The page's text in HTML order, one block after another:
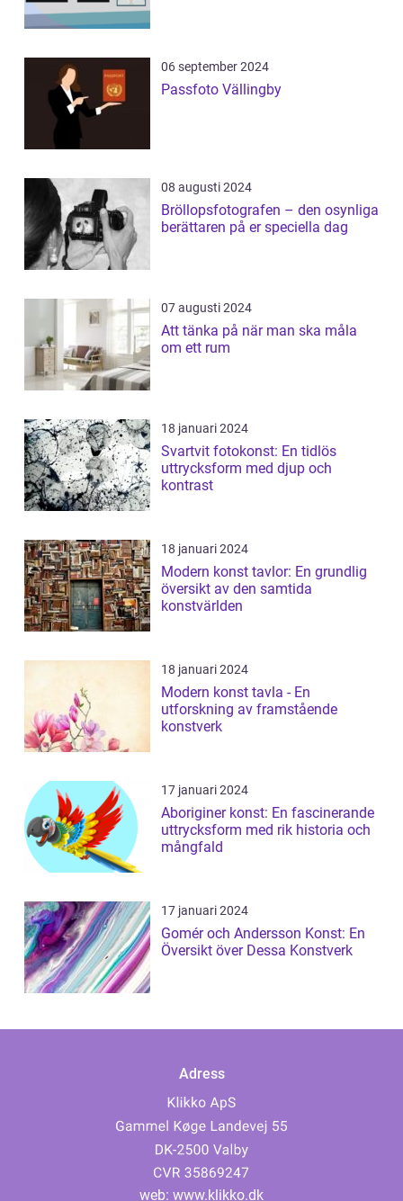
06 september 2024
Passfoto Vällingby
08 augusti 2024
Bröllopsfotografen – den osynliga
berättaren på er speciella dag
07 augusti 2024
Att tänka på när man ska måla
om ett rum
18 januari 2024
Svartvit fotokonst: En tidlös
uttrycksform med djup och
kontrast
18 januari 2024
Modern konst tavlor: En grundlig
översikt av den samtida
konstvärlden
18 januari 2024
Modern konst tavla - En
utforskning av framstående
konstverk
17 januari 2024
Aboriginer konst: En fascinerande
uttrycksform med rik historia och
mångfald
17 januari 2024
Gomér och Andersson Konst: En
Översikt över Dessa Konstverk
Adress
web: www.klikko.dk